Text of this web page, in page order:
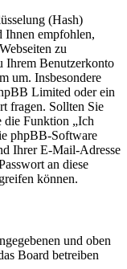
(Hash)
Ihnen empfohlen,
zu
Ihrem Benutzerkonto
um. Insbesondere
Limited oder ein
fragen. Sollten Sie
die Funktion „Ich
phpBB-Software
Ihrer E-Mail-Adresse
an diese
können.
und oben
Board betreiben